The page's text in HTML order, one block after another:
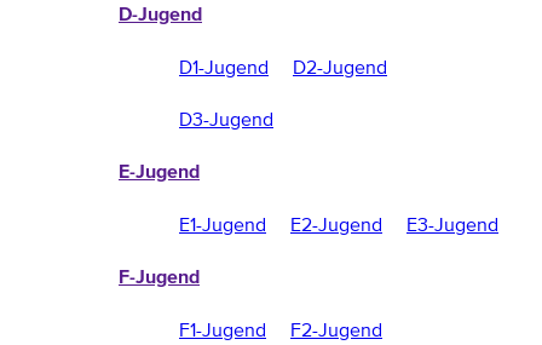
D-Jugend
D1-Jugend
D2-Jugend
D3-Jugend
E-Jugend
E1-Jugend E2-Jugend E3-Jugend
F-Jugend
F1-Jugend F2-Jugend